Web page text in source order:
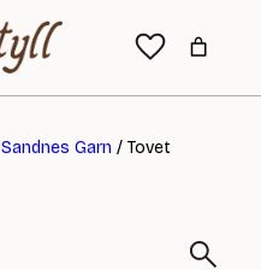
Sandnes Garn / Tovet